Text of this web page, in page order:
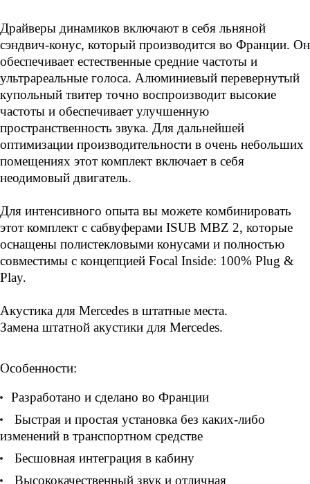
<img width="115"
alt="6591811014.jpg"
src="/upload/medialibrary/106/q0w
h18y6l8fm7e3j1lmmxgedotjsjk6b.jpg"
height="97" title="6591811014.jpg">
<img width="126" alt="Screenshot
(3).png"
src="/upload/medialibrary/3b9/84q
92reqtt2ktfvqooq0ki0ay9hcs637.pn
g" height="87" title="Screenshot
(3).png"><br>
Драйверы динамиков включают в себя льняной
сэндвич-конус, который производится во Франции. Он
обеспечивает естественные средние частоты и
ультрареальные голоса. Алюминиевый перевернутый
купольный твитер точно воспроизводит высокие
частоты и обеспечивает улучшенную
пространственность звука. Для дальнейшей
оптимизации производительности в очень небольших
помещениях этот комплект включает в себя
неодимовый двигатель.
Для интенсивного опыта вы можете комбинировать
этот комплект с сабвуферами ISUB MBZ 2, которые
оснащены полистекловыми конусами и полностью
совместимы с концепцией Focal Inside: 100% Plug &
Play.
Акустика для Mercedes в штатные места.
Замена штатной акустики для Mercedes.
Особенности:
Разработано и сделано во Франции
Быстрая и простая установка без каких-либо
изменений в транспортном средстве
Бесшовная интеграция в кабину
Высококачественный звук и отличная